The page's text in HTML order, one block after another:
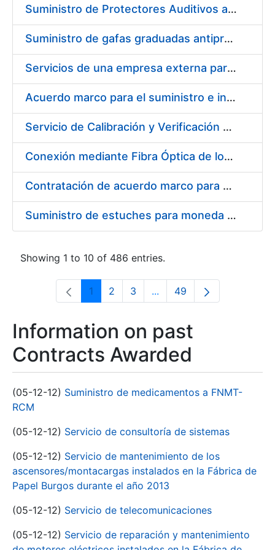
Suministro de Protectores Auditivos a medida para las personas trabajadoras de los Centros de Trabajo de Madrid y Burgos
Suministro de gafas graduadas antiproyecciones para los trabajadores de la FNMT-RCM en los centros de trabajo de Madrid y Burgos
Servicios de una empresa externa para el asesoramiento y resolución de los recursos de alzada que se presentan relacionados con procesos de selección para la FNMT-RCM
Acuerdo marco para el suministro e instalación de persianas, estores y otros complementos
Servicio de Calibración y Verificación Externa de los Equipos de Medición del Servicio de Prevención de la FNMT-RCM
Conexión mediante Fibra Óptica de los Centros de Proceso de Datos (CPDs) de las sedes de la FNMT-RCM de Burgos y Madrid
Contratación de acuerdo marco para el Suministro de Material de Electricidad para la Fábrica Nacional de Moneda y Timbre-Real Casa de la Moneda en su centro de trabajo de Burgos
Suministro de estuches para moneda de 30 €
Showing 1 to 10 of 486 entries.
Page
1 Page
2 Page
3 ...Intermediate Pages Use
Page
49
Information on past
Contracts Awarded
(05-12-12) Suministro de medicamentos a FNMT-
RCM
(05-12-12) Servicio de consultoría de sistemas
(05-12-12) Servicio de mantenimiento de los
ascensores/montacargas instalados en la Fábrica de
Papel Burgos durante el año 2013
(05-12-12) Servicio de telecomunicaciones
(05-12-12) Servicio de reparación y mantenimiento